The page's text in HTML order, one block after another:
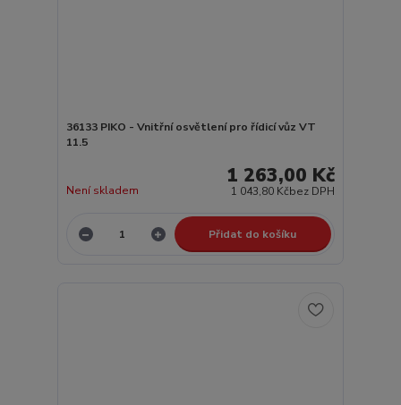
36133 PIKO - Vnitřní osvětlení pro řídicí vůz VT
11.5
1 263,00 Kč
1 043,80 Kčbez DPH
Není skladem
Přidat do košíku